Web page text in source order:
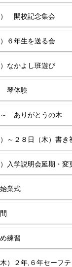
） 開校記念集会
６年生を送る会
なかよし班遊び
琴体験
～ ありがとうの木
～２８日（木）書き
入学説明会延期・変
業式
練習
）２年,６年セーフ